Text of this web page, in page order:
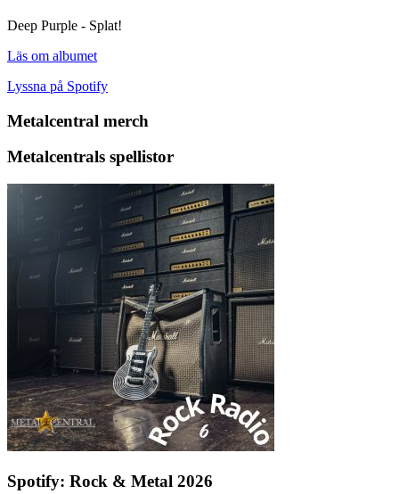
Deep Purple - Splat!
Läs om albumet
Lyssna på Spotify
Metalcentral merch
Metalcentrals spellistor
Spotify: Rock & Metal 2026